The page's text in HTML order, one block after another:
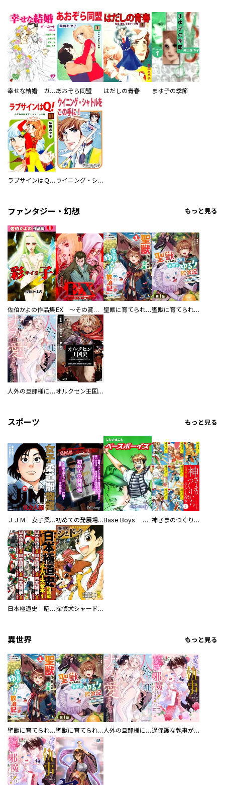
幸せな結婚 ガーネット～真実の愛 あおぞら同盟 はだしの青春 まゆ子の季節
ラブサインはＱ！ ウイニング・シャトルをこの手に！
ファンタジー・幻想 もっと見る
佐伯かよの作品集 EX ～その賞金稼ぎは、世界の出口を探す～【単行本版】 聖獣に育てられた少年の異世界ゆるり放浪記～神様からもらったチート魔法で、仲間たちとスローライフを満喫中～ 聖獣に育てられた少年の異世界ゆるり放浪記～神様からもらったチート魔法で、仲間たちとスローライフを満喫中～【分冊版】
人外の旦那様に娶られ毎晩ナカまで愛される…。アンソロジー オルクセン王国史
スポーツ もっと見る
ＪＪＭ 女子柔道部物語 社会人編 初めての発展場 【白抜き修正版】 Base Boys 新装版 神さまのつくりかた。スーパー大合本
日本極道史 昭和編 スーパー大合本 探偵犬シャードック（新装版）
異世界 もっと見る
聖獣に育てられた少年の異世界ゆるり放浪記～神様からもらったチート魔法で、仲間たちとスローライフを満喫中～ 聖獣に育てられた少年の異世界ゆるり放浪記～神様からもらったチート魔法で、仲間たちとスローライフを満喫中～【分冊版】 人外の旦那様に娶られ毎晩ナカまで愛される…。アンソロジー 過保護な執事が私の婚活を邪魔してきます！ 分冊版